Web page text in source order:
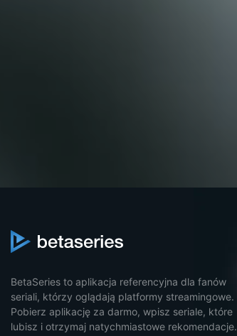
BetaSeries to aplikacja referencyjna dla fanów
seriali, którzy oglądają platformy streamingowe.
Pobierz aplikację za darmo, wpisz seriale, które
lubisz i otrzymaj natychmiastowe rekomendacje.